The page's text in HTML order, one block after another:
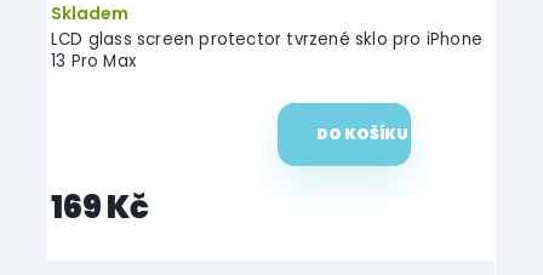
LCD glass screen protector tvrzené sklo pro iPhone
13 Pro Max
Skladem
169 Kč
DO KOŠÍKU